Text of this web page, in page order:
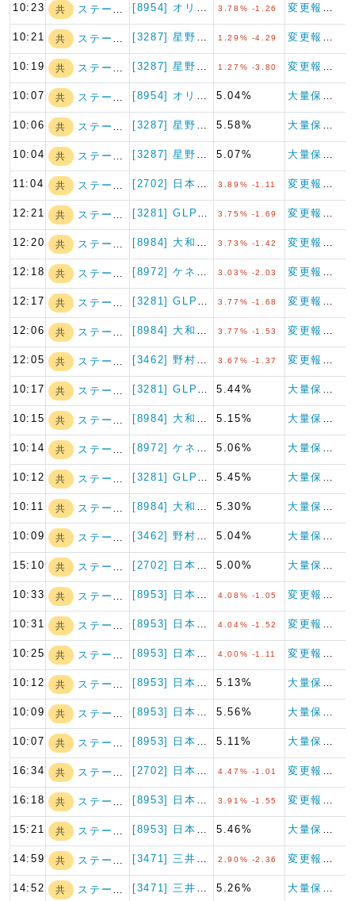
10:23 共 ステート・ストリ… 3.78% -1.26
10:21 共 ステート・ストリ… 1.29% -4.29
10:19 共 ステート・ストリ… 1.27% -3.80
10:07 共 ステート・ストリ… 5.04%
10:06 共 ステート・ストリ… 5.58%
10:04 共 ステート・ストリ… 5.07%
11:04 共 ステート・ストリ… 3.89% -1.11
12:21 共 ステート・ストリ… 3.75% -1.69
12:20 共 ステート・ストリ… 3.73% -1.42
12:18 共 ステート・ストリ… 3.03% -2.03
12:17 共 ステート・ストリ… 3.77% -1.68
12:06 共 ステート・ストリ… 3.77% -1.53
12:05 共 ステート・ストリ… 3.67% -1.37
10:17 共 ステート・ストリ… 5.44%
10:15 共 ステート・ストリ… 5.15%
10:14 共 ステート・ストリ… 5.06%
10:12 共 ステート・ストリ… 5.45%
10:11 共 ステート・ストリ… 5.30%
10:09 共 ステート・ストリ… 5.04%
15:10 共 ステート・ストリ… 5.00%
10:33 共 ステート・ストリ… 4.08% -1.05
10:31 共 ステート・ストリ… 4.04% -1.52
10:25 共 ステート・ストリ… 4.00% -1.11
10:12 共 ステート・ストリ… 5.13%
10:09 共 ステート・ストリ… 5.56%
10:07 共 ステート・ストリ… 5.11%
16:34 共 ステート・ストリ… 4.47% -1.01
16:18 共 ステート・ストリ… 3.91% -1.55
15:21 共 ステート・ストリ… 5.46%
14:59 共 ステート・ストリ… 2.90% -2.36
14:52 共 ステート・ストリ… 5.26%